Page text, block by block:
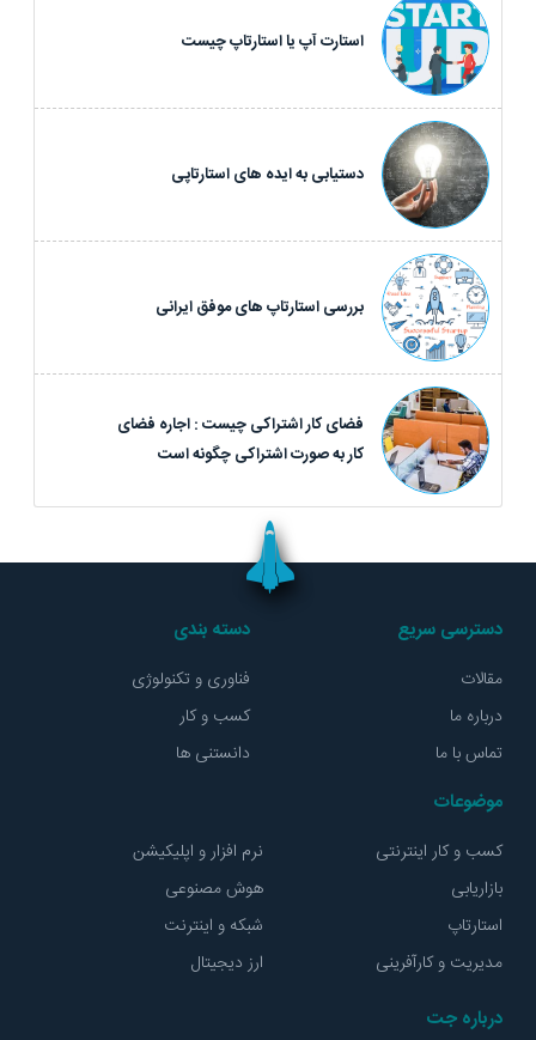
استارت آپ یا استارتاپ چیست
دستیابی به ایده های استارتاپی
بررسی استارتاپ های موفق ایرانی
فضای کار اشتراکی چیست : اجاره فضای
کار به صورت اشتراکی چگونه است
دسترسی سریع
مقالات
درباره ما
تماس با ما
دسته بندی
فناوری و تکنولوژی
کسب و کار
دانستنی ها
موضوعات
کسب و کار اینترنتی
بازاریابی
استارتاپ
مدیریت و کارآفرینی
نرم افزار و اپلیکیشن
هوش مصنوعی
شبکه و اینترنت
ارز دیجیتال
درباره جت